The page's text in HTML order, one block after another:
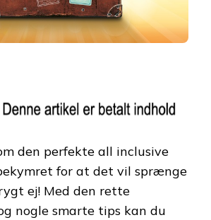
den perfekte all inclusive
for at det vil sprænge
ej! Med den rette
nogle smarte tips kan du